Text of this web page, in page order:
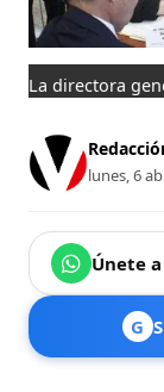
La directora
lunes, 6
Únete
G